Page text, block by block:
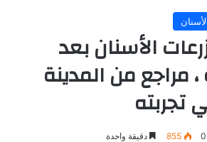
الأسنان بعد
مراجع من المدينة
تجربته
855 دقيقة واحدة